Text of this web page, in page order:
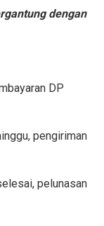
dengan
DP
pengiriman
pelunasan